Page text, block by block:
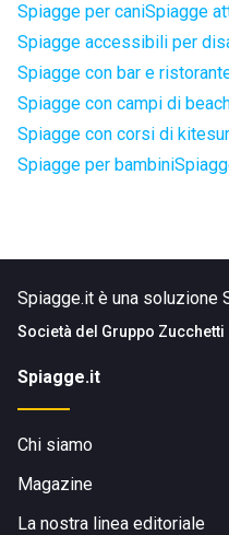
Spiagge per caniSpiagge
Spiagge accessibili per
Spiagge con bar e
Spiagge con campi di
Spiagge con corsi di
Spiagge per bambini
Spiagge.it è una soluzione
Società del Gruppo Zucchetti
Spiagge.it
Chi siamo
Magazine
La nostra linea editoriale